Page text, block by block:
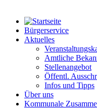
Bürgerservice
Aktuelles
Amtliche
Stellenangebot
Öffentl.
Infos und Tipps
Über uns
Kommunale